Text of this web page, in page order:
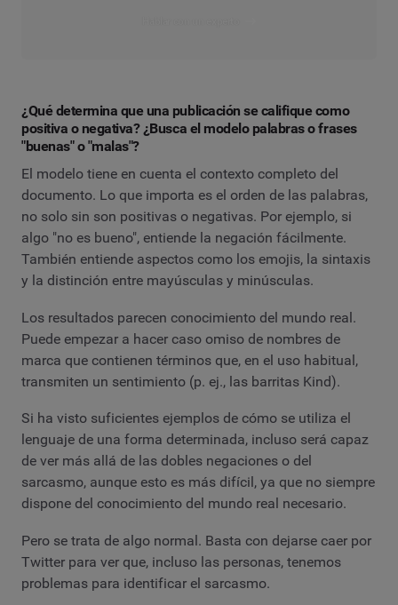
¿Qué determina que una publicación se califique como
positiva o negativa? ¿Busca el modelo palabras o frases
"buenas" o "malas"?
El modelo tiene en cuenta el contexto completo del
documento. Lo que importa es el orden de las palabras,
no solo sin son positivas o negativas. Por ejemplo, si
algo "no es bueno", entiende la negación fácilmente.
También entiende aspectos como los emojis, la sintaxis
y la distinción entre mayúsculas y minúsculas.
Los resultados parecen conocimiento del mundo real.
Puede empezar a hacer caso omiso de nombres de
marca que contienen términos que, en el uso habitual,
transmiten un sentimiento (p. ej., las barritas Kind).
Si ha visto suficientes ejemplos de cómo se utiliza el
lenguaje de una forma determinada, incluso será capaz
de ver más allá de las dobles negaciones o del
sarcasmo, aunque esto es más difícil, ya que no siempre
dispone del conocimiento del mundo real necesario.
Pero se trata de algo normal. Basta con dejarse caer por
Twitter para ver que, incluso las personas, tenemos
problemas para identificar el sarcasmo.